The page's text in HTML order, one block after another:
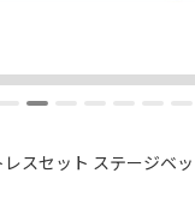
スセット ステージベ